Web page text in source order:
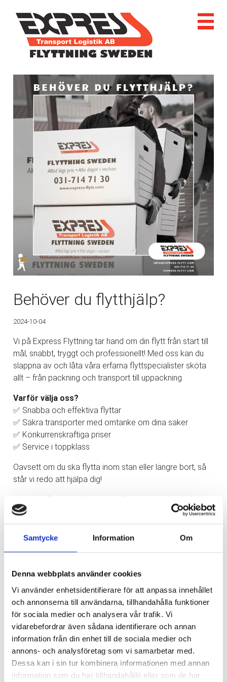
Samtycke Information Om
Denna webbplats använder cookies
Vi använder enhetsidentifierare för att anpassa innehållet
och annonserna till användarna, tillhandahålla funktioner
för sociala medier och analysera vår trafik. Vi
vidarebefordrar även sådana identifierare och annan
information från din enhet till de sociala medier och
annons- och analysföretag som vi samarbetar med.
Dessa kan i sin tur kombinera informationen med annan
information som du har tillhandahållit eller som de har
Behöver du flytthjälp?
2024-10-04
Vi på Express Flyttning tar hand om din flytt från start till
mål, snabbt, tryggt och professionellt! Med oss kan du
slappna av och låta våra erfarna flyttspecialister sköta
allt – från packning och transport till uppackning.
Varför välja oss?
✅ Snabba och effektiva flyttar
✅ Säkra transporter med omtanke om dina saker
✅ Konkurrenskraftiga priser
✅ Service i toppklass
Oavsett om du ska flytta inom stan eller längre bort, så
står vi redo att hjälpa dig!
Boka din flytt idag på express-flytt.com/kontakt
så
återkopplar vi snabbt.
Det går även bra att kontakta oss via något av följande:
Låt oss göra din flytt enklare och stressfri!
Nyhetsarkiv
▲Huvudrubrik
Publicerat
Varför välja Express Flyttning?
2024-10-